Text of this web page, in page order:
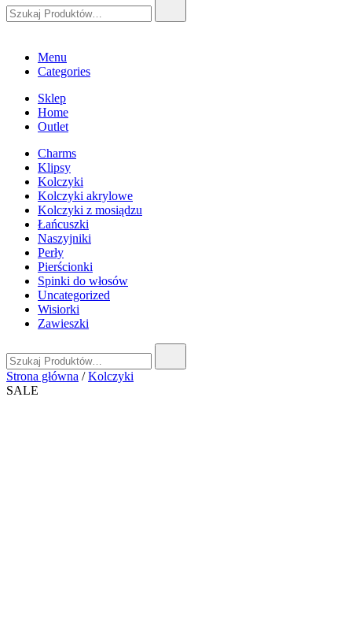
Menu
Categories
Sklep
Home
Outlet
Charms
Klipsy
Kolczyki
Kolczyki akrylowe
Kolczyki z mosiądzu
Łańcuszki
Naszyjniki
Perły
Pierścionki
Spinki do włosów
Uncategorized
Wisiorki
Zawieszki
Strona główna /Kolczyki
SALE